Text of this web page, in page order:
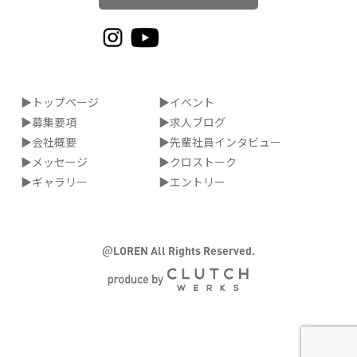
▶トップページ
▶募集要項
▶会社概要
▶メッセージ
▶ギャラリー
▶イベント
▶求人ブログ
▶先輩社員インタビュー
▶クロストーク
▶エントリー
@LOREN All Rights Reserved.